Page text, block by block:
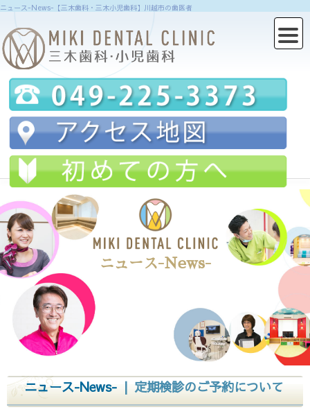
ニュース-News-【三木歯科・三木小児歯科】川越市の歯医者
ニュース-News-
ニュース-News- | 定期検診のご予約について